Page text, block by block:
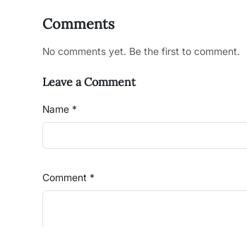
Comments
No comments yet. Be the first to comment.
Leave a Comment
Name *
Comment *